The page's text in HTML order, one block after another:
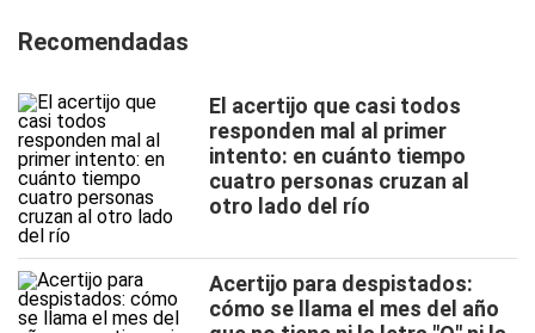
Recomendadas
El acertijo que casi todos
responden mal al primer
intento: en cuánto tiempo
cuatro personas cruzan al
otro lado del río
Acertijo para despistados:
cómo se llama el mes del año